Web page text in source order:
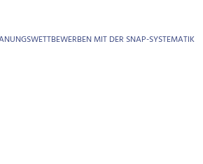
MIT DER SNAP-SYSTEMATIK